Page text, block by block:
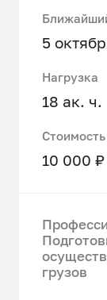
5
Нагрузка
18 ак. ч.
Стоимость
10 000 ₽
грузов